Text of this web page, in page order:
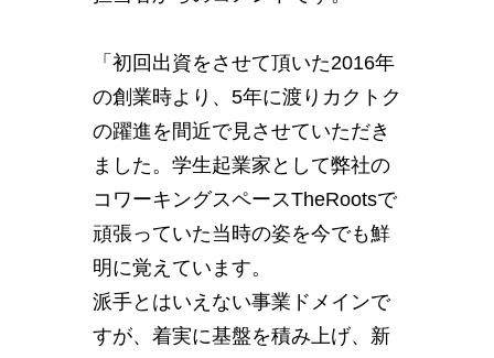
「初回出資をさせて頂いた2016年
の創業時より、5年に渡りカクトク
の躍進を間近で見させていただき
ました。学生起業家として弊社の
コワーキングスペースTheRootsで
頑張っていた当時の姿を今でも鮮
明に覚えています。
派手とはいえない事業ドメインで
すが、着実に基盤を積み上げ、新